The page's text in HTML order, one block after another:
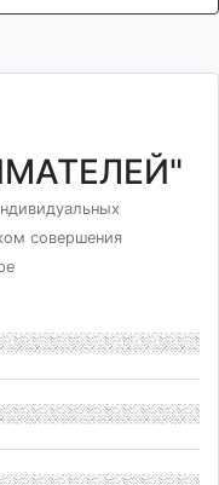
совершения